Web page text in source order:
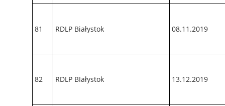
81 RDLP Białystok 08.11.2019
82 RDLP BIałystok 13.12.2019